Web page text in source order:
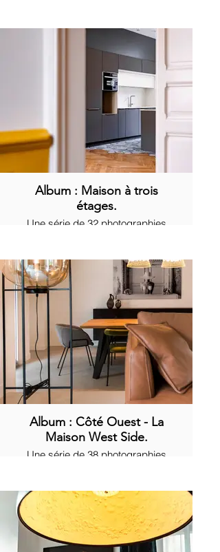
Album : Maison à trois
étages.
Une série de 32 photographies
Album : Côté Ouest - La
Maison West Side.
Une série de 38 photographies